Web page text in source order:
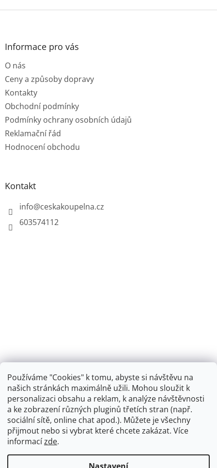
Používáme "Cookies" k tomu, abyste si návštěvu na
našich stránkách maximálně užili. Mohou sloužit k
personalizaci obsahu a reklam, k analýze návštěvnosti
a ke zobrazení různých pluginů třetích stran (např.
sociální sítě, online chat apod.). Můžete je všechny
přijmout nebo si vybrat které chcete zakázat. Více
informacízde.
Z
Informace pro vás
O nás
Ceny a způsoby dopravy
Kontakty
Obchodní podmínky
Podmínky ochrany osobních údajů
Reklamační řád
Hodnocení obchodu
Kontakt
info@ceskakoupelna.cz
603574112
Retro koupelna
Vytvořil Shoptet + plnenieshopu.cz